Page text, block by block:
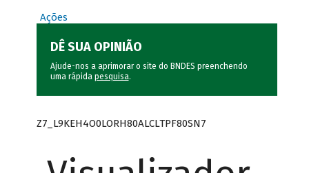
Ações
DÊ SUA OPINIÃO
Ajude-nos a aprimorar o site do BNDES preenchendo
uma rápida pesquisa.
Z7_L9KEH4O0LORH80ALCLTPF80SN7